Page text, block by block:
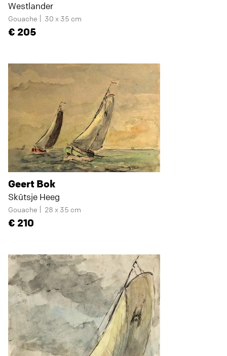
Westlander
Gouache 30 x 35 cm
205
Geert Bok
Skûtsje Heeg
Gouache 28 x 35 cm
210